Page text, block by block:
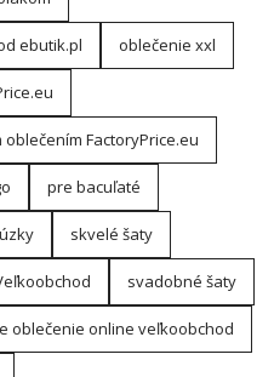
ebutik.pl oblečenie xxl
FactoryPrice.eu
pre bacuľaté
skvelé šaty
svadobné šaty
oblečenie online veľkoobchod